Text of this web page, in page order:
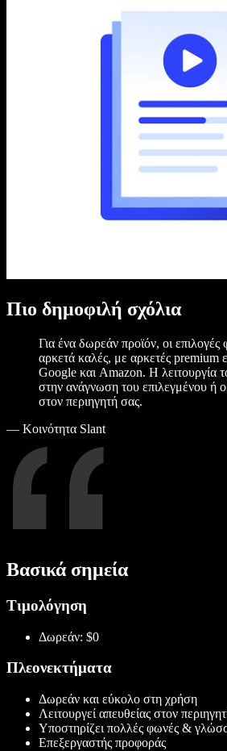
Πιο δημοφιλή σχόλια
Για ένα δωρεάν προϊόν, οι επιλογές
αρκετά καλές, με αρκετές premium
Google και Amazon. Η λειτουργία
στην ανάγνωση του επιλεγμένου ή
στον περιηγητή σας.
— Κοινότητα Slant
Βασικά σημεία
Τιμολόγηση
Δωρεάν: $0
Πλεονεκτήματα
Δωρεάν και εύκολο στη χρήση
Λειτουργεί απευθείας στον
Υποστηρίζει πολλές φωνές &
Επεξεργαστής προφοράς